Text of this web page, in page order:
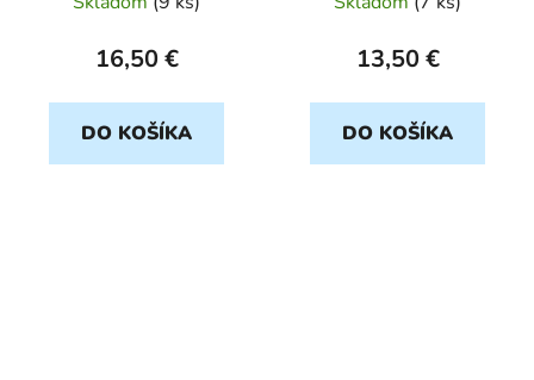
16,50 €
DO KOŠÍKA
13,50 €
DO KOŠÍKA